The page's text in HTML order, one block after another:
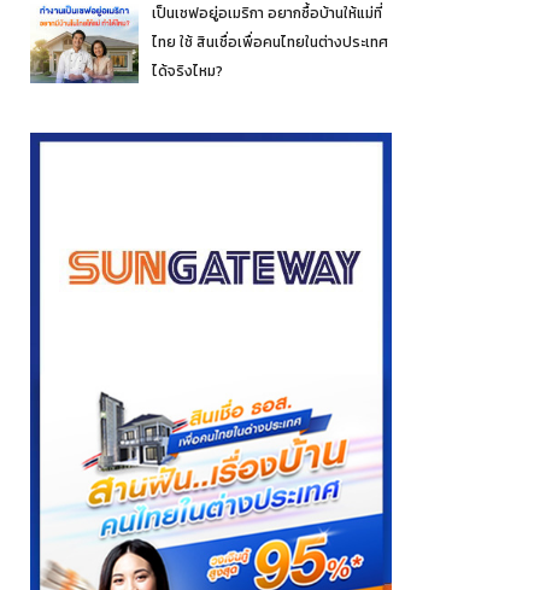
เป็นเชฟอยู่อเมริกา อยากซื้อบ้านให้แม่ที่
ไทย ใช้ สินเชื่อเพื่อคนไทยในต่างประเทศ
ได้จริงไหม?